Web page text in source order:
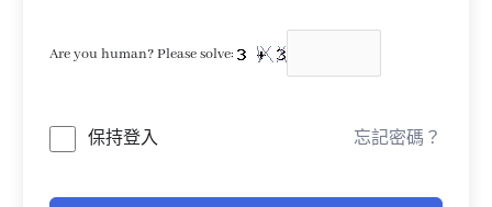
Are you human? Please solve:
保持登入 忘記密碼？